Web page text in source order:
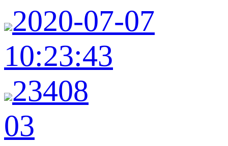
2020-07-07
10:23:43
23408
03